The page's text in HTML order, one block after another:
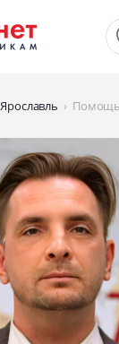
Ярославль › Помощь